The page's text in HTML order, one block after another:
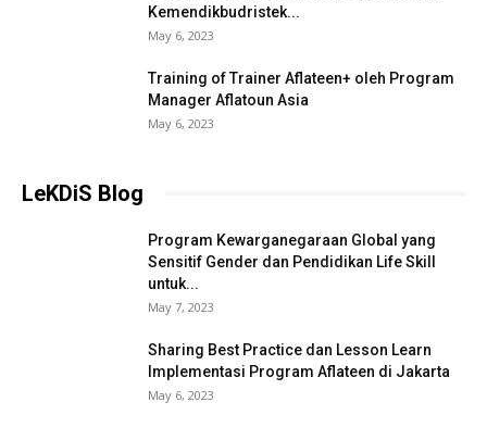
Kemendikbudristek...
May 6, 2023
Training of Trainer Aflateen+ oleh Program
Manager Aflatoun Asia
May 6, 2023
LeKDiS Blog
Program Kewarganegaraan Global yang
Sensitif Gender dan Pendidikan Life Skill
untuk...
May 7, 2023
Sharing Best Practice dan Lesson Learn
Implementasi Program Aflateen di Jakarta
May 6, 2023